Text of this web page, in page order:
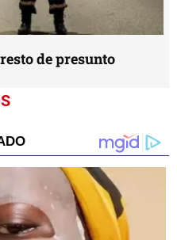
de presunto